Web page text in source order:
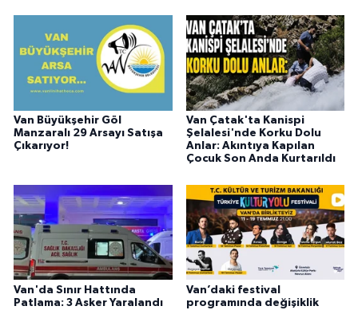
Van Büyükşehir Göl
Manzaralı 29 Arsayı Satışa
Çıkarıyor!
Van Çatak'ta Kanispi
Şelalesi'nde Korku Dolu
Anlar: Akıntıya Kapılan
Çocuk Son Anda Kurtarıldı
Van'da Sınır Hattında
Patlama: 3 Asker Yaralandı
Van’daki festival
programında değişiklik